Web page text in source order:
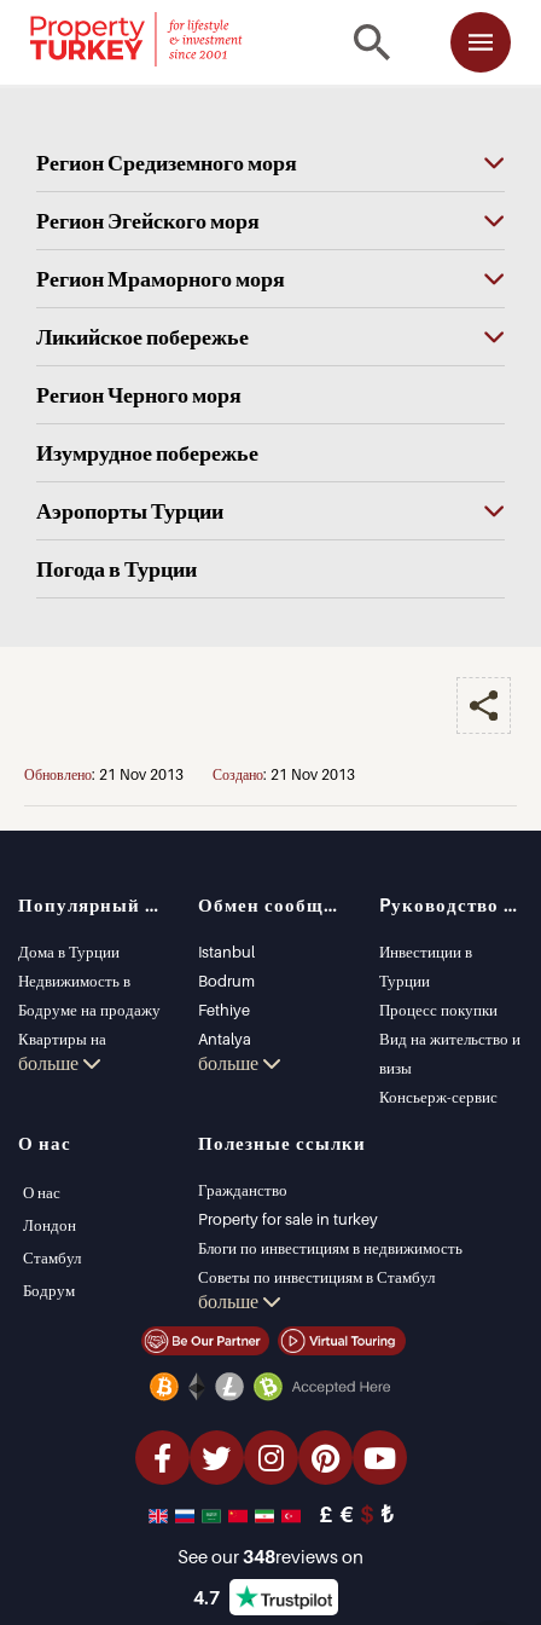
Регион Средиземного моря
Регион Эгейского моря
Регион Мраморного моря
Ликийское побережье
Регион Черного моря
Изумрудное побережье
Аэропорты Турции
Погода в Турции
Обновлено: 21 Nov 2013 Создано: 21 Nov 2013
Популярный поиск
Дома в Турции
Недвижимость в
Бодруме на продажу
Квартиры на
продажу в Стамбуле
Квартиры на
продажу в Анталии
больше
Обмен сообщениями
Istanbul
Bodrum
Fethiye
Antalya
Kalkan
Bursa
Gocek
Side
Kemer
Dalyan
Izmir
Belek
больше
Pуководство покупателя
Инвестиции в
Турции
Процесс покупки
Вид на жительство и
визы
Консьерж-сервис
О нас
О нас
Лондон
Стамбул
Бодрум
Полезные ссылки
Гражданство
Property for sale in turkey
Блоги по инвестициям в недвижимость
Советы по инвестициям в Стамбул
Управление PT
Стамбул Инвестиции Недвижимость
Недвижимость со скидкой
элитная недвижимость
Инвестиционная недвижимость
проектировать и строить
больше
£ € $ ₺
See our348reviews on
4.7